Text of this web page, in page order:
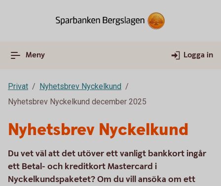
Meny Logga in
Privat
Nyhetsbrev Nyckelkund
Nyhetsbrev Nyckelkund december 2025
Nyhetsbrev Nyckelkund
Du vet väl att det utöver ett vanligt bankkort ingår
ett Betal- och kreditkort Mastercard i
Nyckelkundspaketet? Om du vill ansöka om ett